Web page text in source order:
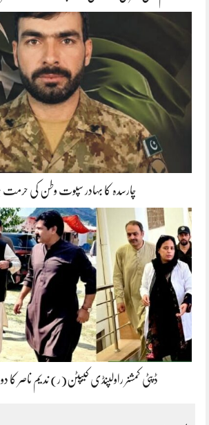
چارسدہ کا بہادر سپوت وطن کی حرمت
ڈپٹی کمشنر راولپنڈی کیپٹن(ر) ندیم ناصر کا